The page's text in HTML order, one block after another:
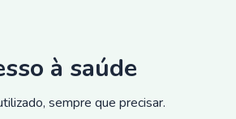
à saúde
sempre que precisar.